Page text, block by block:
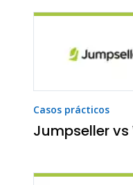
Casos prácticos
Jumpseller